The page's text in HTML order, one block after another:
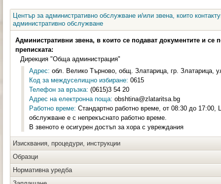
Център за административно обслужване и/или звена, които
административно обслужване
Административни звена, в които се подават документите и се
преписката:
Дирекция "Обща администрация"
Адрес: обл. Велико Търново, общ. Златарица, гр. Златарица,
Код за междуселищно избиране: 0615
Телефон за връзка: (0615)3 54 20
Адрес на електронна поща: obshtina@zlataritsa.bg
Работно време: Стандартно работно време, от 08:30 до 17:00,
обслужване е с непрекъснато работно време.
В звеното е осигурен достъп за хора с увреждания
Изисквания, процедури, инструкции
Образци
Нормативна уредба